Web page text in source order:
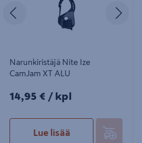
Edellinen
Narunkiristäjä Nite Ize
CamJam XT ALU
14,95€/kpl
14,95 € / kpl
Lue lisää